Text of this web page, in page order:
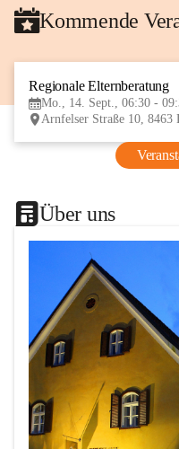
Kommende
Regionale Elternberatung
Mo., 14. Sept., 06:30 -
Arnfelser Straße 10, 8463
Über uns